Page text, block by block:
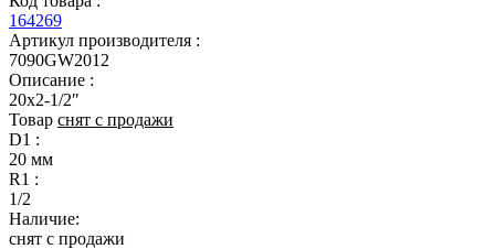
164269
Артикул производителя :
7090GW2012
Описание :
20x2-1/2″
Товар снят с продажи
D1 :
20 мм
R1 :
1/2
Наличие:
снят с продажи